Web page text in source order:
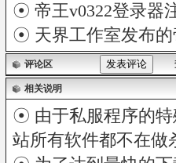
☉ 帝王v0322登录器
☉ 天界工作室发布
评论区
相关说明
☉ 由于私服程序的特
站所有软件都不在做